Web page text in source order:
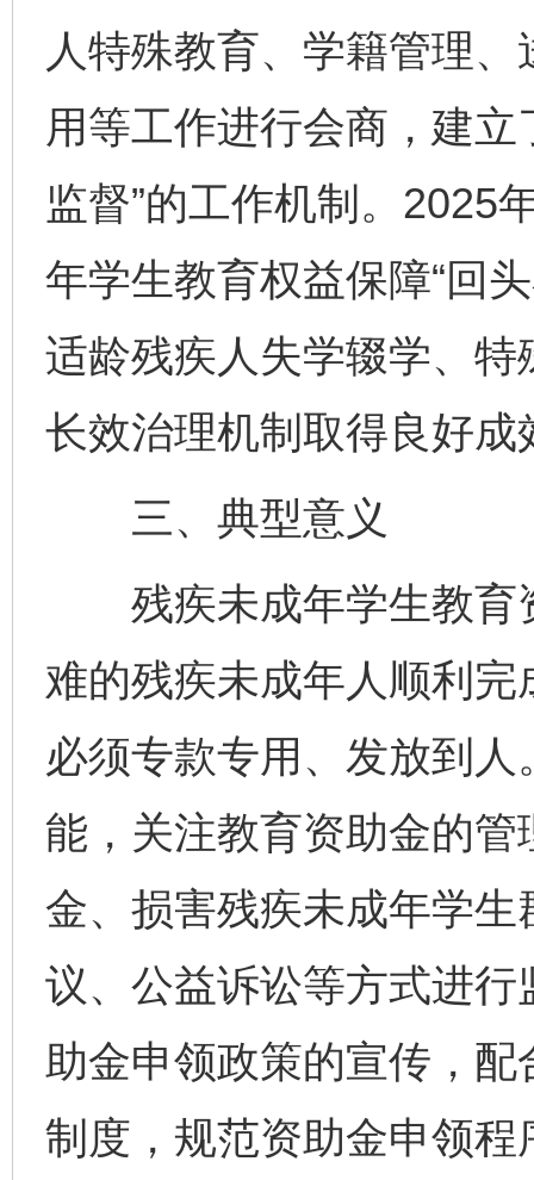
人特殊教育、学籍管理
用等工作进行会商，建
监督”的工作机制。2025
年学生教育权益保障“回
适龄残疾人失学辍学、
长效治理机制取得良好成
三、典型意义
残疾未成年学生教育
难的残疾未成年人顺利
必须专款专用、发放到
能，关注教育资助金的
金、损害残疾未成年学
议、公益诉讼等方式进
助金申领政策的宣传，
制度，规范资助金申领